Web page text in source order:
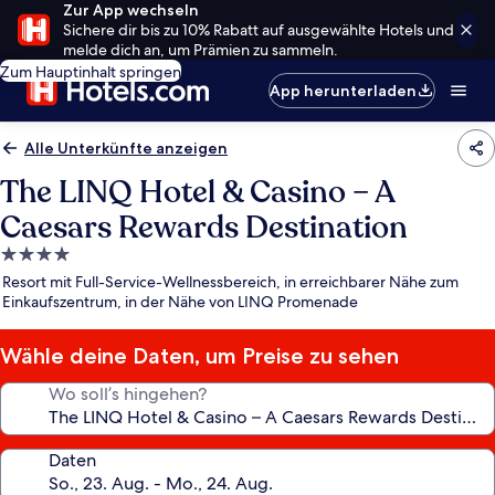
Zur App wechseln
Sichere dir bis zu 10% Rabatt auf ausgewählte Hotels und
melde dich an, um Prämien zu sammeln.
Zum Hauptinhalt springen
App herunterladen
Alle Unterkünfte anzeigen
The LINQ Hotel & Casino – A
Caesars Rewards Destination
4.0-
Sterne-
Unterkunft
Resort mit Full-Service-Wellnessbereich, in erreichbarer Nähe zum
Einkaufszentrum, in der Nähe von LINQ Promenade
Wähle deine Daten, um Preise zu sehen
Wo soll’s hingehen?
Daten